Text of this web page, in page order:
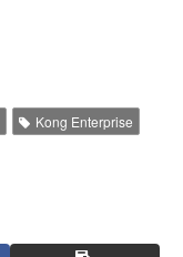
Kong Enterprise